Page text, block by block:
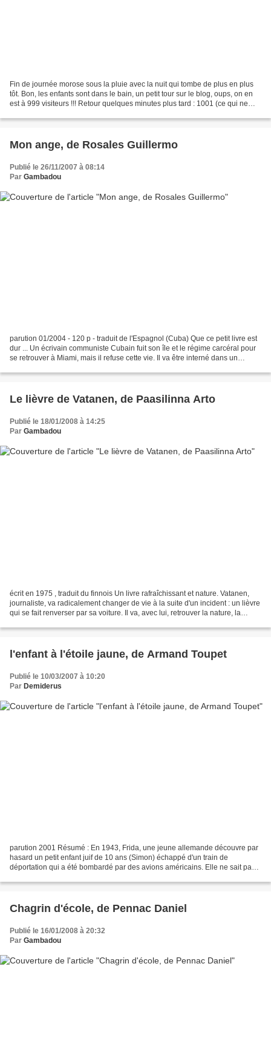
Fin de journée morose sous la pluie avec la nuit qui tombe de plus en plus
tôt. Bon, les enfants sont dans le bain, un petit tour sur le blog, oups, on en
est à 999 visiteurs !!! Retour quelques minutes plus tard : 1001 (ce qui ne
Mon ange, de Rosales Guillermo
Publié le 26/11/2007 à 08:14
Par Gambadou
parution 01/2004 - 120 p - traduit de l'Espagnol (Cuba) Que ce petit livre est
dur ... Un écrivain communiste Cubain fuit son île et le régime carcéral pour
se retrouver à Miami, mais il refuse cette vie. Il va être interné dans un
Le lièvre de Vatanen, de Paasilinna Arto
Publié le 18/01/2008 à 14:25
Par Gambadou
écrit en 1975 , traduit du finnois Un livre rafraîchissant et nature. Vatanen,
journaliste, va radicalement changer de vie à la suite d'un incident : un lièvre
qui se fait renverser par sa voiture. Il va, avec lui, retrouver la nature, la
l'enfant à l'étoile jaune, de Armand Toupet
Publié le 10/03/2007 à 10:20
Par Demiderus
parution 2001 Résumé : En 1943, Frida, une jeune allemande découvre par
hasard un petit enfant juif de 10 ans (Simon) échappé d'un train de
déportation qui a été bombardé par des avions américains. Elle ne sait pas
Chagrin d'école, de Pennac Daniel
Publié le 16/01/2008 à 20:32
Par Gambadou